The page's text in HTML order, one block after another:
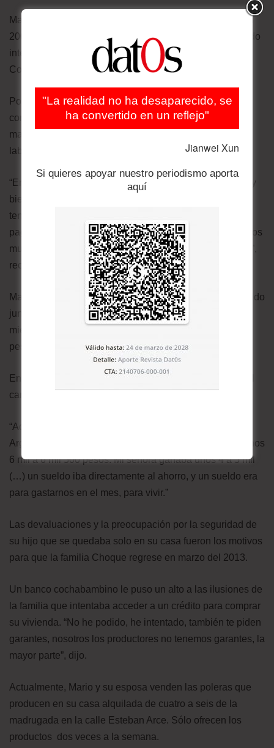
Mario Choque partió hacia la ciudad de Buenos Aries en
2008, luego de haber agotado todo su capital en un fallido
intento de sostener un taller de jeans en la ciudad de
Cochabamba.
Poco tiempo pasó para que un empresario argentino lo
contrate junto a su esposa para confeccionar ropa de
mascotas. En ese lugar conoció todos los beneficios
laborales a los que no accedió en Bolivia.
“En Buenos Aires he trabajado, me iba bien, ganaba muy
bien, cada que subía algún aumento de sueldo, (lo)
teníamos. Teníamos doble aguilando, vacaciones
pagadas, o sea que yo he laburado durante los cinco años
muy bien, perfecto, excelente. De eso no puedo renegar”,
recuerda nostálgico Choque.
Mario explica que en aquellos años recibía un buen sueldo
junto a su esposa. El percibía 6.500 pesos argentinos,
mientras que su compañera de vida obtenía otros 4.500
pesos de la moneda local.
En total lograban ganar el equivalente a 1.500 dólares al
cambio de esos años.
“Aquella vez el dinerito ya estaba devaluando en
Argentina; ha bajado bastante, ganaba por los menos unos
6 mil a 6 mil 500 pesos. Mi señora ganaba unos 4 a 5 mil
(…) un sueldo iba directamente al ahorro, y un sueldo era
para gastarnos en el mes, para vivir.”
Las devaluaciones y la preocupación por la seguridad de
su hijo que se quedaba solo en su casa fueron los motivos
para que la familia Choque regrese en marzo del 2013.
Un banco cochabambino le puso un alto a las ilusiones de
la familia que intentaba acceder a un crédito para comprar
su vivienda. “No he podido, he intentado, también te piden
garantes, nosotros los productores no tenemos garantes, la
mayor parte”, dijo.
Actualmente, Mario y su esposa venden las poleras que
producen en su casa alquilada de cuatro a seis de la
madrugada en la calle Esteban Arce. Sólo ofrecen los
productos dos veces a la semana.
"La realidad no ha desaparecido, se
ha convertido en un reflejo"
Jianwei Xun
Si quieres apoyar nuestro periodismo aporta
aquí